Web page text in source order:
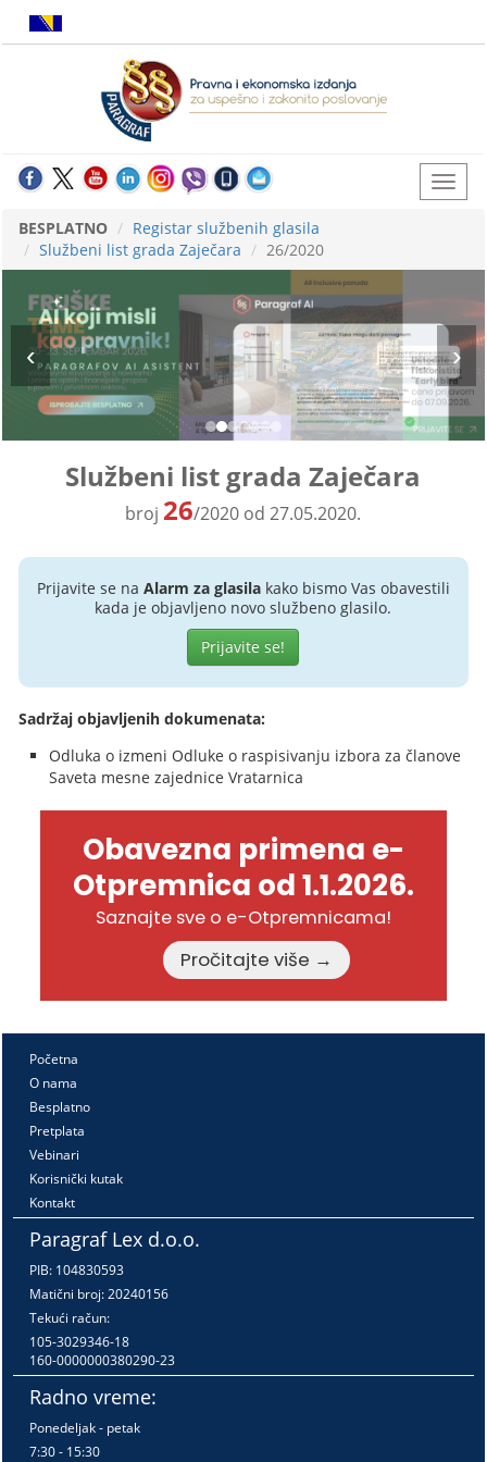
BESPLATNO
Registar službenih glasila
Službeni list grada Zaječara
26/2020
Službeni list grada Zaječara
broj 26/2020 od 27.05.2020.
Prijavite se na Alarm za glasilakako bismo Vas obavestili
kada je objavljeno novo službeno glasilo.
Prijavite se!
Sadržaj objavljenih dokumenata:
Odluka o izmeni Odluke o raspisivanju izbora za članove
Saveta mesne zajednice Vratarnica
Obavezna primena e-
Otpremnica od 1.1.2026.
Saznajte sve o e-Otpremnicama!
Pročitajte više →
Početna
O nama
Besplatno
Pretplata
Vebinari
Korisnički kutak
Kontakt
Paragraf Lex d.o.o.
PIB: 104830593
Matični broj: 20240156
Tekući račun:
105-3029346-18
160-0000000380290-23
Radno vreme:
Ponedeljak - petak
7:30 - 15:30